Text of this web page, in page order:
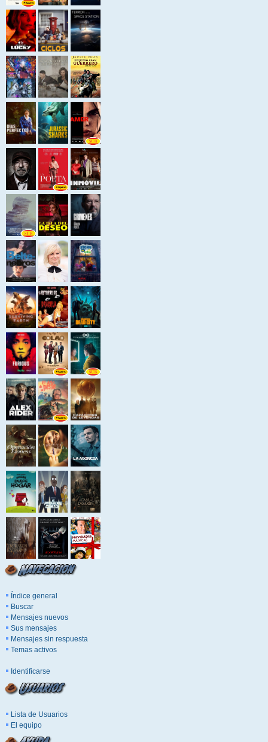
Índice general
Buscar
Mensajes nuevos
Sus mensajes
Mensajes sin respuesta
Temas activos
Identificarse
Lista de Usuarios
El equipo